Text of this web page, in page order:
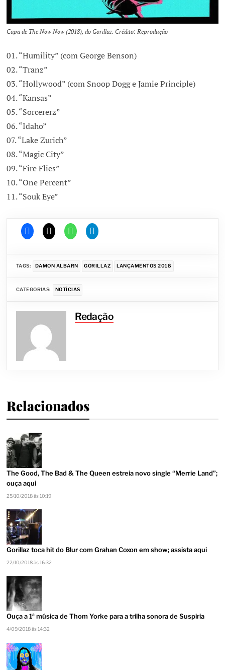
Capa de The Now Now (2018), do Gorillaz. Crédito: Reprodução
01. “Humility” (com George Benson)
02. “Tranz”
03. “Hollywood” (com Snoop Dogg e Jamie Principle)
04. “Kansas”
05. “Sorcererz”
06. “Idaho”
07. “Lake Zurich”
08. “Magic City”
09. “Fire Flies”
10. “One Percent”
11. “Souk Eye”
TAGS: DAMON ALBARN GORILLAZ LANÇAMENTOS 2018
CATEGORIAS: NOTÍCIAS
Redação
Relacionados
The Good, The Bad & The Queen estreia novo single “Merrie Land”;
ouça aqui
25/10/2018 às 10:19
Gorillaz toca hit do Blur com Grahan Coxon em show; assista aqui
22/10/2018 às 16:32
Ouça a 1ª música de Thom Yorke para a trilha sonora de Suspiria
4/09/2018 às 14:32